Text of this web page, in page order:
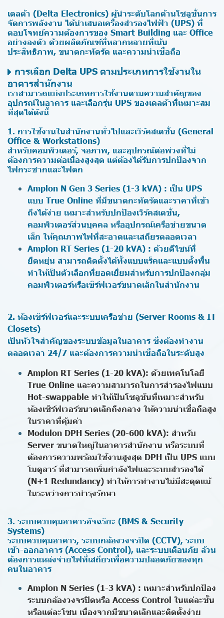
เดลต้า (Delta Electronics) ผู้นำระดับโลกด้านโซลูชั่นการ
จัดการพลังงาน ได้นำเสนอเครื่องสำรองไฟฟ้า (UPS) ที่
ตอบโจทย์ความต้องการของ Smart Building และ Office
อย่างลงตัว ด้วยผลิตภัณฑ์ที่หลากหลายที่เน้น
ประสิทธิภาพ, ขนาดกะทัดรัด และความน่าเชื่อถือ
การเลือก Delta UPS ตามประเภทการใช้งานใน
อาคารสำนักงาน
เราสามารถแบ่งประเภทการใช้งานตามความสำคัญของ
อุปกรณ์ในอาคาร และเลือกรุ่น UPS ของเดลต้าที่เหมาะสม
ที่สุดได้ดังนี้
1. การใช้งานในสำนักงานทั่วไปและเวิร์คสเตชั่น (General
Office & Workstations)
สำหรับคอมพิวเตอร์, จอภาพ, และอุปกรณ์ต่อพ่วงที่ไม่
ต้องการความต่อเนื่องสูงสุด แต่ต้องได้รับการปกป้องจาก
ไฟกระชากและไฟตก
Amplon N Gen 3 Series (1-3 kVA) : เป็น UPS
แบบ True Online ที่มีขนาดกะทัดรัดและราคาที่เข้า
ถึงได้ง่าย เหมาะสำหรับปกป้องเวิร์คสเตชั่น,
คอมพิวเตอร์ส่วนบุคคล หรืออุปกรณ์เครือข่ายขนาด
เล็ก ให้คุณภาพไฟที่สะอาดและเสถียรตลอดเวลา
Amplon RT Series (1-20 kVA) : ด้วยดีไซน์ที่
ยืดหยุ่น สามารถติดตั้งได้ทั้งแบบแร็คและแบบตั้งพื้น
ทำให้เป็นตัวเลือกที่ยอดเยี่ยมสำหรับการปกป้องกลุ่ม
คอมพิวเตอร์หรือเซิร์ฟเวอร์ขนาดเล็กในสำนักงาน
2. ห้องเซิร์ฟเวอร์และระบบเครือข่าย (Server Rooms & IT
Closets)
เป็นหัวใจสำคัญของระบบข้อมูลในอาคาร ซึ่งต้องทำงาน
ตลอดเวลา 24/7 และต้องการความน่าเชื่อถือในระดับสูง
Amplon RT Series (1-20 kVA): ด้วยเทคโนโลยี
True Online และความสามารถในการสำรองไฟแบบ
Hot-swappable ทำให้เป็นโซลูชันที่เหมาะสำหรับ
ห้องเซิร์ฟเวอร์ขนาดเล็กถึงกลาง ให้ความน่าเชื่อถือสูง
ในราคาที่คุ้มค่า
Modulon DPH Series (20-600 kVA): สำหรับ
Server ขนาดใหญ่ในอาคารสำนักงาน หรือระบบที่
ต้องการความพร้อมใช้งานสูงสุด DPH เป็น UPS แบบ
โมดูลาร์ ที่สามารถเพิ่มกำลังไฟและระบบสำรองได้
(N+1 Redundancy) ทำให้การทำงานไม่มีสะดุดแม้
ในระหว่างการบำรุงรักษา
3. ระบบควบคุมอาคารอัจฉริยะ (BMS & Security
Systems)
ระบบควบคุมอาคาร, ระบบกล้องวงจรปิด (CCTV), ระบบ
เข้า-ออกอาคาร (Access Control), และระบบเตือนภัย ล้วน
ต้องการแหล่งจ่ายไฟที่เสถียรเพื่อความปลอดภัยของทุก
คนในอาคาร
Amplon N Series (1-3 kVA) : เหมาะสำหรับปกป้อง
ระบบกล้องวงจรปิดหรือ Access Control ในแต่ละชั้น
หรือแต่ละโซน เนื่องจากมีขนาดเล็กและติดตั้งง่าย